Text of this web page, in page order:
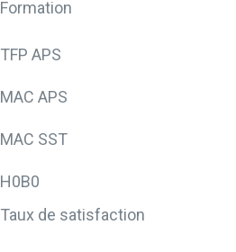
Formation
TFP APS
MAC APS
MAC SST
H0B0
Taux de satisfaction